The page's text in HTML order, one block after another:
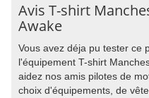
Avis T-shirt
Awake
Vous avez déja pu tester ce
l'équipement T-shirt
aidez nos amis pilotes de
choix d'équipements, de